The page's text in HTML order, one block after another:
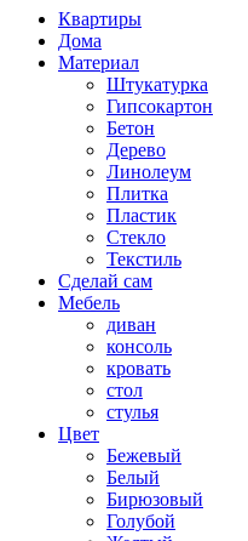
Квартиры
Дома
Материал
Штукатурка
Гипсокартон
Бетон
Дерево
Линолеум
Плитка
Пластик
Стекло
Текстиль
Сделай сам
Мебель
диван
консоль
кровать
стол
стулья
Цвет
Бежевый
Белый
Бирюзовый
Голубой